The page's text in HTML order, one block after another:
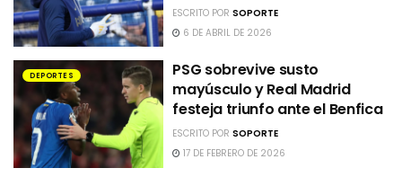
ESCRITO PORSOPORTE
6 DE ABRIL DE 2026
DEPORTES
PSG sobrevive susto
mayúsculo y Real Madrid
festeja triunfo ante el Benfica
ESCRITO PORSOPORTE
17 DE FEBRERO DE 2026